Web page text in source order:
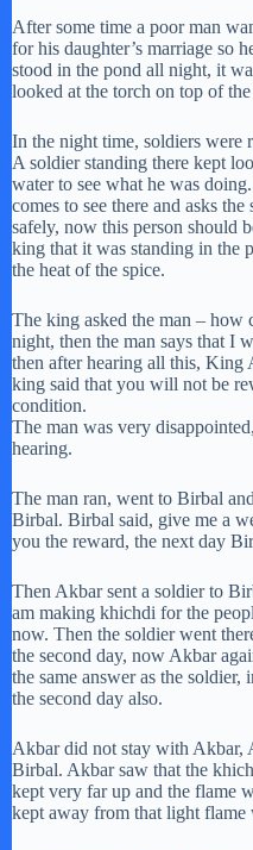
After some time a poor man
for his daughter’s marriage so
stood in the pond all night, it
looked at the torch on top of
In the night time, soldiers were
A soldier standing there kept
water to see what he was
comes to see there and asks
safely, now this person should
king that it was standing in the
the heat of the spice.
The king asked the man – how
night, then the man says that I
then after hearing all this,
king said that you will not be
condition.
The man was very
hearing.
The man ran, went to Birbal
Birbal. Birbal said, give me a
you the reward, the next day
Then Akbar sent a soldier to
am making khichdi for the
now. Then the soldier went
the second day, now Akbar
the same answer as the
the second day also.
Akbar did not stay with Akbar,
Birbal. Akbar saw that the
kept very far up and the flame
kept away from that light flame